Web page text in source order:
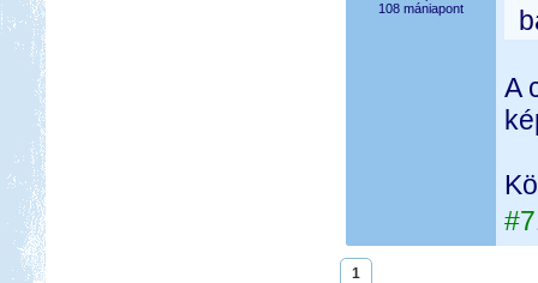
108 mániapont
A
1